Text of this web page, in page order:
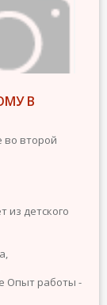
В
второй
из детского
Опыт работы -